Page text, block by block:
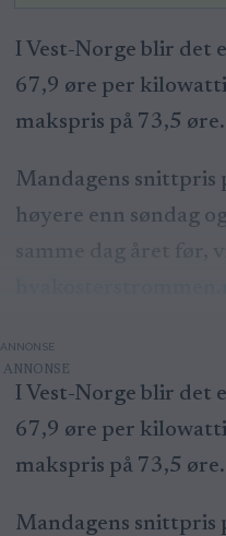
I Vest-Norge blir det
67,9 øre per
makspris på 73,5 øre.
Mandagens snittpris
høyere enn søndag
ANNONSE
I Vest-Norge blir det
67,9 øre per
makspris på 73,5 øre.
Mandagens snittpris